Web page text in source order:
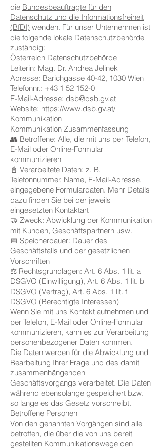
die Bundesbeauftragte für den
Datenschutz und die Informationsfreiheit
(BfDI) wenden. Für unser Unternehmen ist
die folgende lokale Datenschutzbehörde
zuständig:
Österreich Datenschutzbehörde
Leiterin: Mag. Dr. Andrea Jelinek
Adresse: Barichgasse 40-42, 1030 Wien
Telefonnr.: +43 1 52 152-0
E-Mail-Adresse: dsb@dsb.gv.at
Website: https://www.dsb.gv.at/
Kommunikation
Kommunikation Zusammenfassung
👥 Betroffene: Alle, die mit uns per Telefon,
E-Mail oder Online-Formular
kommunizieren
📓 Verarbeitete Daten: z. B.
Telefonnummer, Name, E-Mail-Adresse,
eingegebene Formulardaten. Mehr Details
dazu finden Sie bei der jeweils
eingesetzten Kontaktart
🤝 Zweck: Abwicklung der Kommunikation
mit Kunden, Geschäftspartnern usw.
📅 Speicherdauer: Dauer des
Geschäftsfalls und der gesetzlichen
Vorschriften
⚖️ Rechtsgrundlagen: Art. 6 Abs. 1 lit. a
DSGVO (Einwilligung), Art. 6 Abs. 1 lit. b
DSGVO (Vertrag), Art. 6 Abs. 1 lit. f
DSGVO (Berechtigte Interessen)
Wenn Sie mit uns Kontakt aufnehmen und
per Telefon, E-Mail oder Online-Formular
kommunizieren, kann es zur Verarbeitung
personenbezogener Daten kommen.
Die Daten werden für die Abwicklung und
Bearbeitung Ihrer Frage und des damit
zusammenhängenden
Geschäftsvorgangs verarbeitet. Die Daten
während ebensolange gespeichert bzw.
so lange es das Gesetz vorschreibt.
Betroffene Personen
Von den genannten Vorgängen sind alle
betroffen, die über die von uns bereit
gestellten Kommunikationswege den